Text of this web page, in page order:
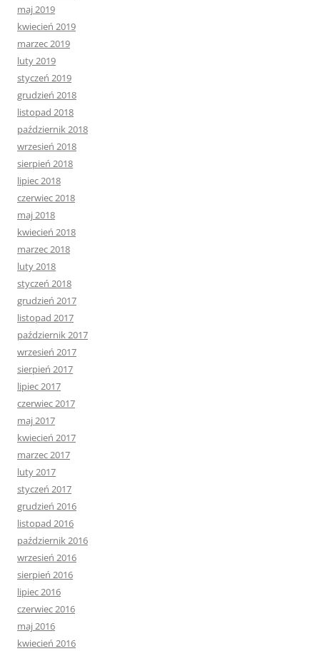
maj 2019
kwiecień 2019
marzec 2019
luty 2019
styczeń 2019
grudzień 2018
listopad 2018
październik 2018
wrzesień 2018
sierpień 2018
lipiec 2018
czerwiec 2018
maj 2018
kwiecień 2018
marzec 2018
luty 2018
styczeń 2018
grudzień 2017
listopad 2017
październik 2017
wrzesień 2017
sierpień 2017
lipiec 2017
czerwiec 2017
maj 2017
kwiecień 2017
marzec 2017
luty 2017
styczeń 2017
grudzień 2016
listopad 2016
październik 2016
wrzesień 2016
sierpień 2016
lipiec 2016
czerwiec 2016
maj 2016
kwiecień 2016